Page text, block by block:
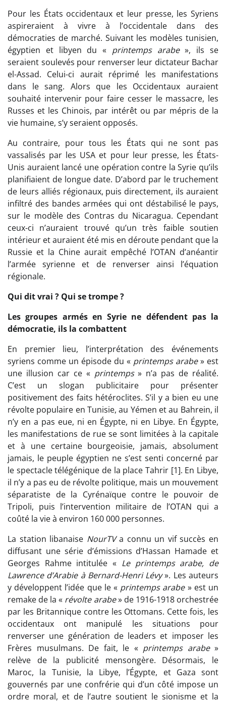
Pour les États occidentaux et leur presse, les Syriens
aspireraient à vivre à l’occidentale dans des
démocraties de marché. Suivant les modèles tunisien,
égyptien et libyen du « printemps arabe», ils se
seraient soulevés pour renverser leur dictateur Bachar
el-Assad. Celui-ci aurait réprimé les manifestations
dans le sang. Alors que les Occidentaux auraient
souhaité intervenir pour faire cesser le massacre, les
Russes et les Chinois, par intérêt ou par mépris de la
vie humaine, s’y seraient opposés.
Au contraire, pour tous les États qui ne sont pas
vassalisés par les USA et pour leur presse, les États-
Unis auraient lancé une opération contre la Syrie qu’ils
planifiaient de longue date. D’abord par le truchement
de leurs alliés régionaux, puis directement, ils auraient
infiltré des bandes armées qui ont déstabilisé le pays,
sur le modèle des Contras du Nicaragua. Cependant
ceux-ci n’auraient trouvé qu’un très faible soutien
intérieur et auraient été mis en déroute pendant que la
Russie et la Chine aurait empêché l’OTAN d’anéantir
l’armée syrienne et de renverser ainsi l’équation
régionale.
Qui dit vrai ? Qui se trompe ?
Les groupes armés en Syrie ne défendent pas la
démocratie, ils la combattent
En premier lieu, l’interprétation des événements
syriens comme un épisode du « printemps arabe» est
une illusion car ce « printemps» n’a pas de réalité.
C’est un slogan publicitaire pour présenter
positivement des faits hétéroclites. S’il y a bien eu une
révolte populaire en Tunisie, au Yémen et au Bahrein, il
n’y en a pas eue, ni en Égypte, ni en Libye. En Égypte,
les manifestations de rue se sont limitées à la capitale
et à une certaine bourgeoisie, jamais, absolument
jamais, le peuple égyptien ne s’est senti concerné par
le spectacle télégénique de la place Tahrir [1]. En Libye,
il n’y a pas eu de révolte politique, mais un mouvement
séparatiste de la Cyrénaïque contre le pouvoir de
Tripoli, puis l’intervention militaire de l’OTAN qui a
coûté la vie à environ 160 000 personnes.
La station libanaise NourTVa connu un vif succès en
diffusant une série d’émissions d’Hassan Hamade et
Georges Rahme intitulée « Le printemps arabe, de
Lawrence d’Arabie à Bernard-Henri Lévy». Les auteurs
y développent l’idée que le « printemps arabe» est un
remake de la « révolte arabe» de 1916-1918 orchestrée
par les Britannique contre les Ottomans. Cette fois, les
occidentaux ont manipulé les situations pour
renverser une génération de leaders et imposer les
Frères musulmans. De fait, le « printemps arabe»
relève de la publicité mensongère. Désormais, le
Maroc, la Tunisie, la Libye, l’Égypte, et Gaza sont
gouvernés par une confrérie qui d’un côté impose un
ordre moral, et de l’autre soutient le sionisme et la